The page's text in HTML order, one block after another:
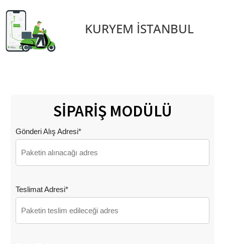
KURYEM İSTANBUL
SİPARİŞ MODÜLÜ
Gönderi Alış Adresi*
Teslimat Adresi*